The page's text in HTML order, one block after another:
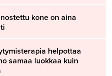
kone on aina
helpottaa
samaa luokkaa kuin